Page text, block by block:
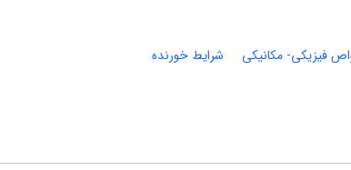
فیزیکی- مکانیکی
شرایط خورنده